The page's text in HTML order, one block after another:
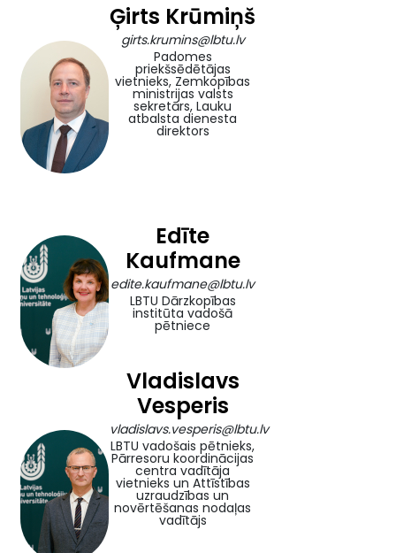
Ģirts Krūmiņš
girts.krumins@lbtu.lv
Padomes
priekšsēdētājas
vietnieks, Zemkopības
ministrijas valsts
sekretārs, Lauku
atbalsta dienesta
direktors
Edīte
Kaufmane
edite.kaufmane@lbtu.lv
LBTU Dārzkopības
institūta vadošā
pētniece
Vladislavs
Vesperis
vladislavs.vesperis@lbtu.lv
LBTU vadošais pētnieks,
Pārresoru koordinācijas
centra vadītāja
vietnieks un Attīstības
uzraudzības un
novērtēšanas nodaļas
vadītājs